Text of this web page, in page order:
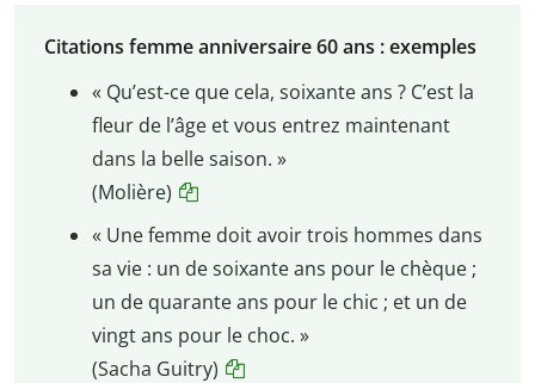
Citations femme anniversaire 60 ans : exemples
« Qu’est-ce que cela, soixante ans ? C’est la
fleur de l’âge et vous entrez maintenant
dans la belle saison. »
(Molière)
« Une femme doit avoir trois hommes dans
sa vie : un de soixante ans pour le chèque ;
un de quarante ans pour le chic ; et un de
vingt ans pour le choc. »
(Sacha Guitry)